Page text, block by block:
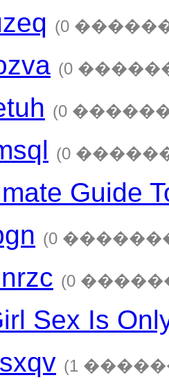
(0
(0
(0
(0
Guide
(0
(0
Sex Is
(1